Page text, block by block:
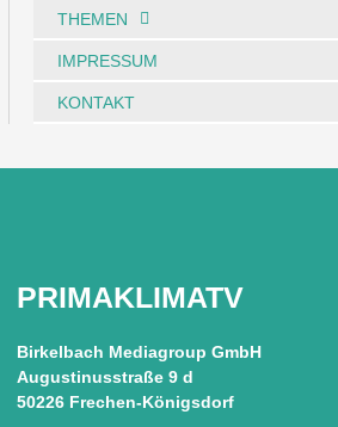
THEMEN
IMPRESSUM
KONTAKT
PRIMAKLIMATV
Birkelbach Mediagroup GmbH
Augustinusstraße 9 d
50226 Frechen-Königsdorf